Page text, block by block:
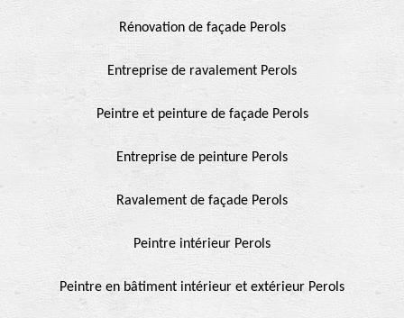
Rénovation de façade Perols
Entreprise de ravalement Perols
Peintre et peinture de façade Perols
Entreprise de peinture Perols
Ravalement de façade Perols
Peintre intérieur Perols
Peintre en bâtiment intérieur et extérieur Perols